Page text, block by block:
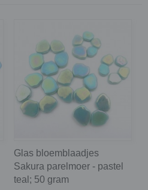
Glas bloemblaadjes
Sakura parelmoer - pastel
teal; 50 gram